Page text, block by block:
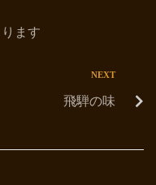
ます
NEXT
飛騨の味